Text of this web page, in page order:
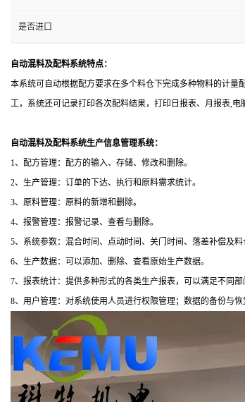
是否进口
自动混料及配料系统特点：
本系统可自动根据配方要求在多个料仓下完成多种物料的计
工，系统还可记录打印各次配料结果，打印日报表、月报表,电
自动混料及配料系统生产信息管理系统：
1、配方管理：配方的输入、存储、修改和删除。
2、生产管理：订单的下达、执行和原料需求统计。
3、原料管理：原料的新增和删除。
4、报警管理：报警记录、查看与删除。
5、系统参数：混合时间、点动时间、关门时间、落差补偿及
6、生产数据：可以添加、删除、查看原始生产数据。
7、报表统计：提供多种形式的各类生产报表，可以满足不同
8、用户管理：对系统使用人员进行权限管理；数据的备份与恢